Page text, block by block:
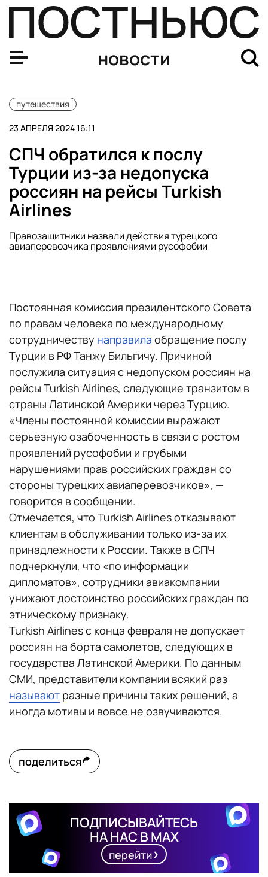
новости
путешествия
23 АПРЕЛЯ 2024 16:11
СПЧ обратился к послу
Турции из-за недопуска
россиян на рейсы Turkish
Airlines
Правозащитники назвали действия турецкого
авиаперевозчика проявлениями русофобии
Постоянная комиссия президентского Совета
по правам человека по международному
сотрудничеству направила обращение послу
Турции в РФ Танжу Бильгичу. Причиной
послужила ситуация с недопуском россиян на
рейсы Turkish Airlines, следующие транзитом в
страны Латинской Америки через Турцию.
«Члены постоянной комиссии выражают
серьезную озабоченность в связи с ростом
проявлений русофобии и грубыми
нарушениями прав российских граждан со
стороны турецких авиаперевозчиков», —
говорится в сообщении.
Отмечается, что Turkish Airlines отказывают
клиентам в обслуживании только из-за их
принадлежности к России. Также в СПЧ
подчеркнули, что «по информации
дипломатов», сотрудники авиакомпании
унижают достоинство российских граждан по
этническому признаку.
Turkish Airlines с конца февраля не допускает
россиян на борта самолетов, следующих в
государства Латинской Америки. По данным
СМИ, представители компании всякий раз
называют разные причины таких решений, а
иногда мотивы и вовсе не озвучиваются.
поделиться
ПОДПИСЫВАЙТЕСЬ
НА НАС В MAX
перейти
«Аэрофлот» разрешил перевозить питомцев на